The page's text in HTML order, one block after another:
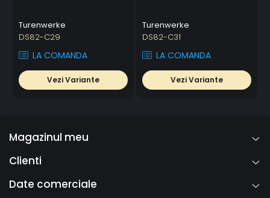
Turenwerke
DS82-C29
LA COMANDA
Vezi Variante
Turenwerke
DS82-C31
LA COMANDA
Vezi Variante
Magazinul meu
Clienti
Date comerciale